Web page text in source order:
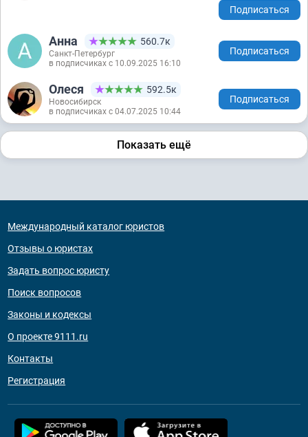
Подписаться
Анна 560.7к
Санкт-Петербург
в подписчиках с 10.09.2025 16:10
Подписаться
Олеся 592.5к
Новосибирск
в подписчиках с 04.07.2025 10:44
Подписаться
Показать ещё
Международный каталог юристов
Отзывы о юристах
Задать вопрос юристу
Поиск вопросов
Законы и кодексы
О проекте 9111.ru
Контакты
Регистрация